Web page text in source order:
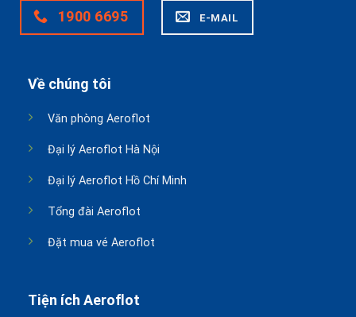
1900 6695 E-MAIL
Về chúng tôi
Văn phòng Aeroflot
Đại lý Aeroflot Hà Nội
Đại lý Aeroflot Hồ Chí Minh
Tổng đài Aeroflot
Đặt mua vé Aeroflot
Tiện ích Aeroflot